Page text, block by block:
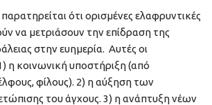
ότι ορισμένες ελαφρυντικές
να μετριάσουν την επίδραση της
στην ευημερία. Αυτές οι
η κοινωνική υποστήριξη (από
φίλους). 2) η αύξηση των
του άγχους. 3) η ανάπτυξη νέων